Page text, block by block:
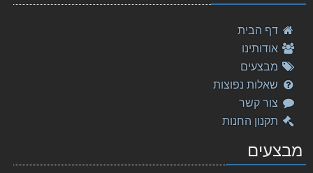
דף הבית
אודותינו
מבצעים
שאלות נפוצות
צור קשר
תקנון החנות
מבצעים
429.00 ₪
פטישון מקצועי MAKITA HR2230 מקיטה
1,898.00 ₪
2,999.00 ₪